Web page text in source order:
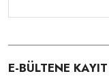
E-BÜLTENE